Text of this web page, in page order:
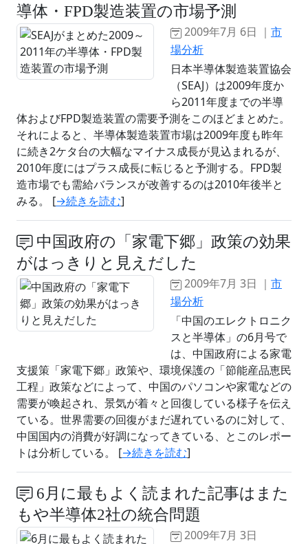
導体・FPD製造装置の市場予測
2009年7月 6日 ｜ 市
場分析
日本半導体製造装置協会
（SEAJ）は2009年度か
ら2011年度までの半導
体およびFPD製造装置の需要予測をこのほどまとめた。
それによると、半導体製造装置市場は2009年度も昨年
に続き2ケタ台の大幅なマイナス成長が見込まれるが、
2010年度にはプラス成長に転じると予測する。FPD製
造市場でも需給バランスが改善するのは2010年後半と
みる。 [→続きを読む]
中国政府の「家電下郷」政策の効果
がはっきりと見えだした
2009年7月 3日 ｜ 市
場分析
「中国のエレクトロニク
スと半導体」の6月号で
は、中国政府による家電
支援策「家電下郷」政策や、環境保護の「節能産品恵民
工程」政策などによって、中国のパソコンや家電などの
需要が喚起され、景気が着々と回復している様子を伝え
ている。世界需要の回復がまだ遅れているのに対して、
中国国内の消費が好調になってきている、とこのレポー
トは分析している。 [→続きを読む]
6月に最もよく読まれた記事はまた
もや半導体2社の統合問題
2009年7月 3日